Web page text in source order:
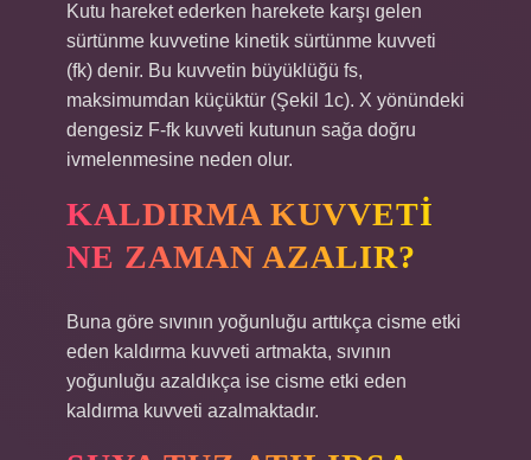
Kutu hareket ederken harekete karşı gelen
sürtünme kuvvetine kinetik sürtünme kuvveti
(fk) denir. Bu kuvvetin büyüklüğü fs,
maksimumdan küçüktür (Şekil 1c). X yönündeki
dengesiz F-fk kuvveti kutunun sağa doğru
ivmelenmesine neden olur.
KALDIRMA KUVVETI
NE ZAMAN AZALIR?
Buna göre sıvının yoğunluğu arttıkça cisme etki
eden kaldırma kuvveti artmakta, sıvının
yoğunluğu azaldıkça ise cisme etki eden
kaldırma kuvveti azalmaktadır.